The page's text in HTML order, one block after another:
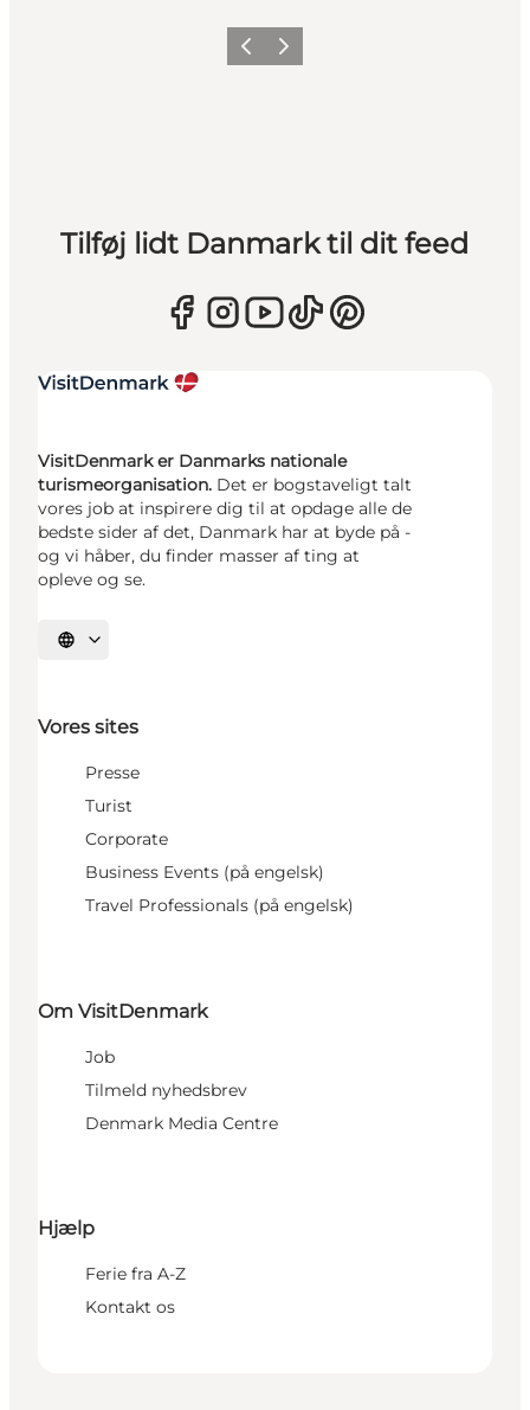
ForrigeNæste
Tilføj lidt Danmark til dit feed
VisitDenmark er Danmarks nationale
turismeorganisation. Det er bogstaveligt talt
vores job at inspirere dig til at opdage alle de
bedste sider af det, Danmark har at byde på -
og vi håber, du finder masser af ting at
opleve og se.
Vælg sprog
Vores sites
Presse
Turist
Corporate
Business Events (på engelsk)
Travel Professionals (på engelsk)
Om VisitDenmark
Job
Tilmeld nyhedsbrev
Denmark Media Centre
Hjælp
Ferie fra A-Z
Kontakt os